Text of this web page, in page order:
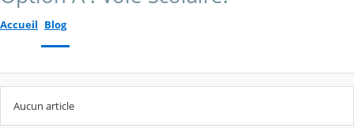
Accueil Blog
Aucun article